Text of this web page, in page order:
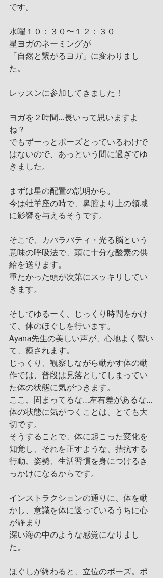
です。
水曜１０：３０〜１２：３０
星ヨガのネーミングが
「自然と繋がるヨガ」に変わりまし
た。
レッスンに参加してきました！
ヨガを２時間…長いって思いますよ
ね？
でもずーっとポーズとっているわけで
はないので、あっという間に過ぎてゆ
きました。
まずは星の配置の説明から。
今は牡羊座の時で、鼻腔より上の領域
に影響を与えるそうです。
そこで、カパラバティ・光る脳という
意味の呼吸法で、頭に十分な酸素の供
給を送ります。
重たかった頭が次第にスッキリしてい
きます。
そしてゆるーく、じっくり時間をかけ
て、体のほぐしを行います。
Ayana先生の美しい声が、心地よく響い
て、癒されます。
じっくり、観察しながら動かす体の動
作では、普段は見落としてしまってい
た体の状態に気がつきます。
ここ、固まってるな…左右差があるな…
体の状態に気がつくことは、とても大
切です。
そうすることで、体に起こった変化を
知覚し、それを正すような、拮抗する
行動、姿勢、生活習慣を身につけるき
っかけになるからです。
インストラクションの通りに、体を動
かし、意識を体に送っているうちに心
が静まり
深い海の中のような感覚になりまし
た。
ほぐしが終わると、立位のポーズ。ポ